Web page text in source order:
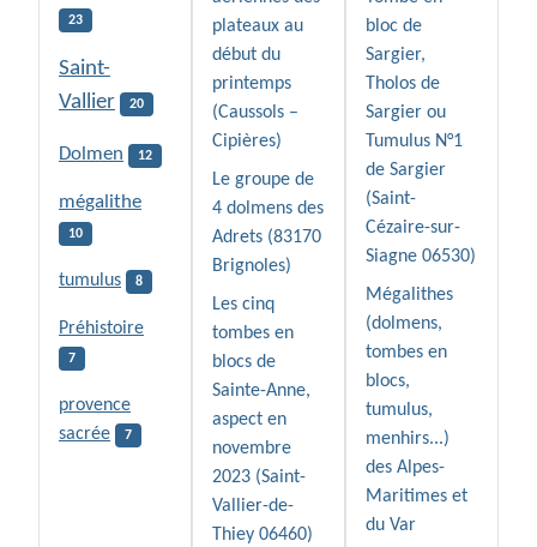
23
Saint-
Vallier
20
Dolmen 12
mégalithe
10
tumulus 8
Préhistoire
7
provence
sacrée
7
plateaux au
début du
printemps
(Caussols –
Cipières)
Le groupe de
4 dolmens des
Adrets (83170
Brignoles)
Les cinq
tombes en
blocs de
Sainte-Anne,
aspect en
novembre
2023 (Saint-
Vallier-de-
Thiey 06460)
bloc de
Sargier,
Tholos de
Sargier ou
Tumulus N°1
de Sargier
(Saint-
Cézaire-sur-
Siagne 06530)
Mégalithes
(dolmens,
tombes en
blocs,
tumulus,
menhirs...)
des Alpes-
Maritimes et
du Var